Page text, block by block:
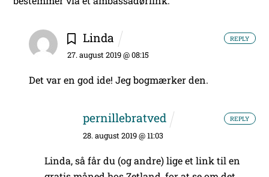
Linda
27. august 2019 @ 08:15
Det var en god ide! Jeg bogmærker den.
REPLY
pernillebratved
28. august 2019 @ 11:03
Linda, så får du (og andre) lige et link til en
REPLY